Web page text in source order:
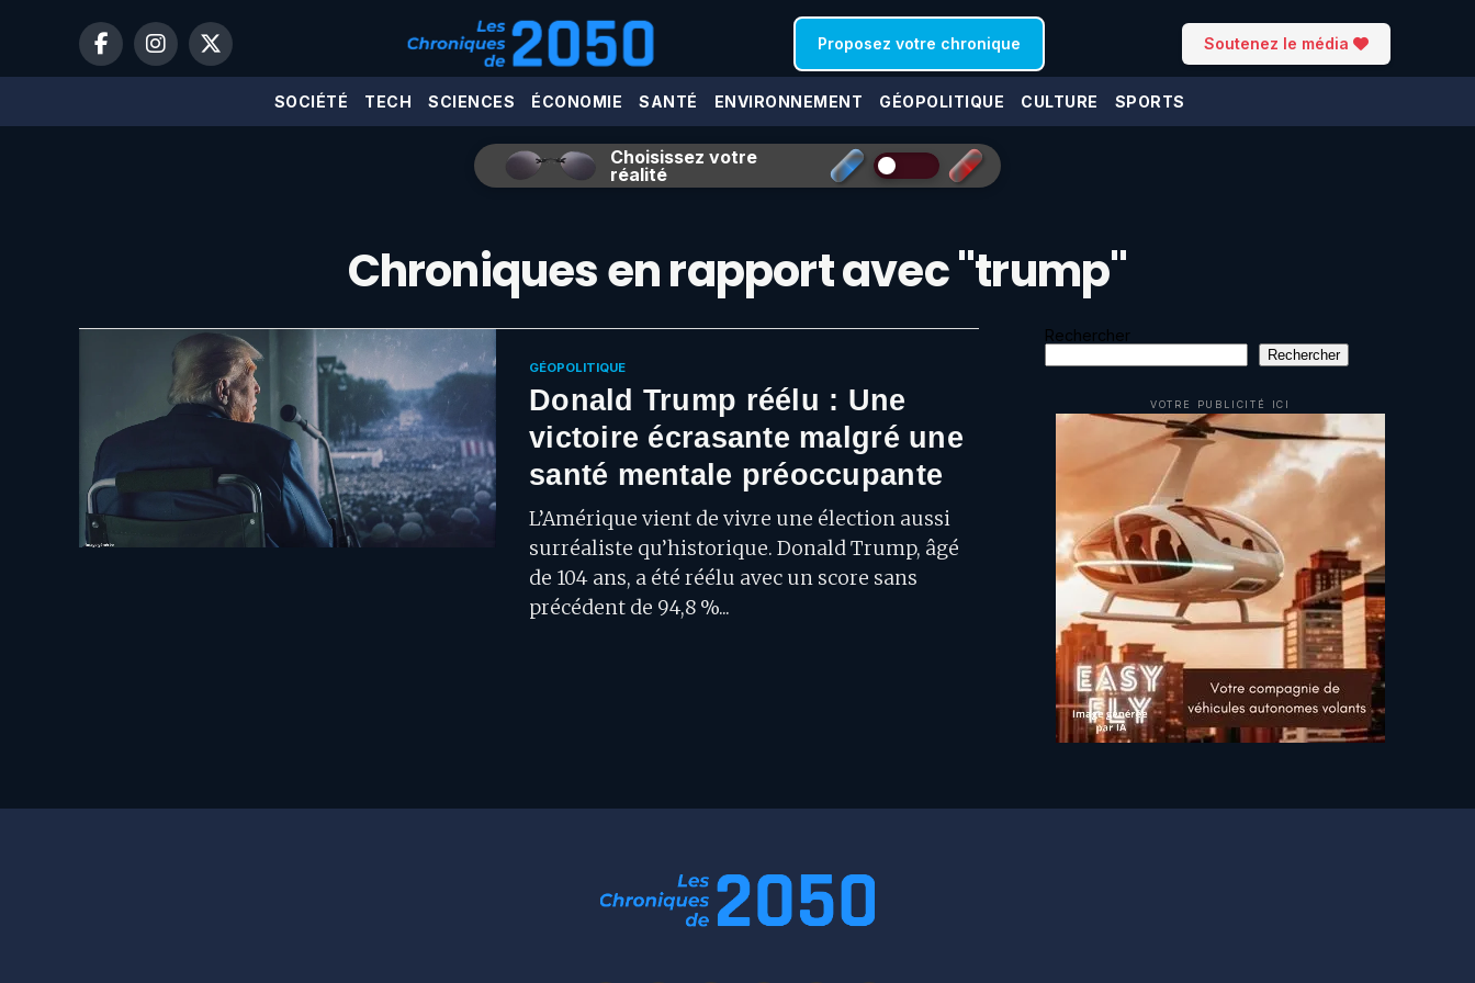
Proposez votre chronique Soutenez le média
SOCIÉTÉ TECH SCIENCES ÉCONOMIE SANTÉ ENVIRONNEMENT GÉOPOLITIQUE CULTURE SPORTS
Choisissez votre
réalité
Chroniques en rapport avec "trump"
GÉOPOLITIQUE
Donald Trump réélu : Une
victoire écrasante malgré une
santé mentale préoccupante
L’Amérique vient de vivre une élection aussi
surréaliste qu’historique. Donald Trump, âgé
de 104 ans, a été réélu avec un score sans
précédent de 94,8 %...
Rechercher
Rechercher
VOTRE PUBLICITÉ ICI